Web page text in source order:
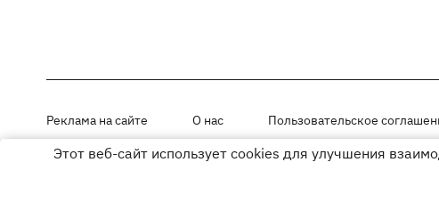
Реклама на сайте О нас Пользовательское
Материалы под рубриками «Новости компании», «PR» и «Факт» размещены
Этот веб-сайт использует cookies для улучшения